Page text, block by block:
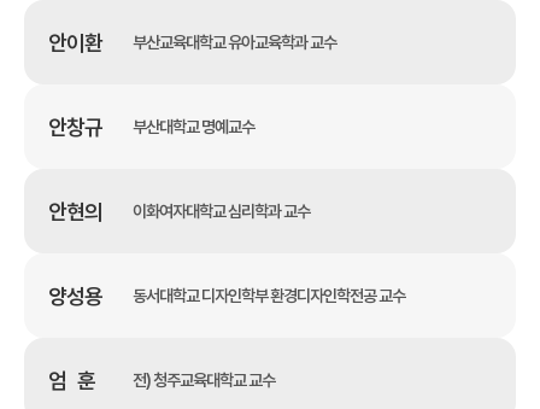
안이환 부산교육대학교 유아교육학과 교수
안창규 부산대학교 명예교수
안현의 이화여자대학교 심리학과 교수
양성용 동서대학교 디자인학부 환경디자인학전공 교수
엄 훈 전) 청주교육대학교 교수